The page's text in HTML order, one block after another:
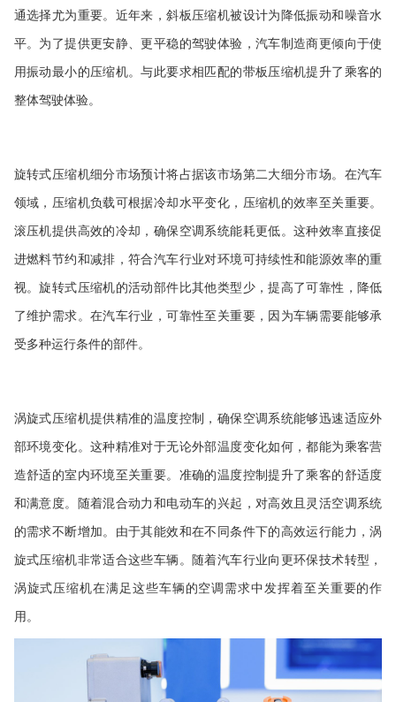
通选择尤为重要。近年来，斜板压缩机被设计为降低振动和噪音水
平。为了提供更安静、更平稳的驾驶体验，汽车制造商更倾向于使
用振动最小的压缩机。与此要求相匹配的带板压缩机提升了乘客的
整体驾驶体验。
旋转式压缩机细分市场预计将占据该市场第二大细分市场。在汽车
领域，压缩机负载可根据冷却水平变化，压缩机的效率至关重要。
滚压机提供高效的冷却，确保空调系统能耗更低。这种效率直接促
进燃料节约和减排，符合汽车行业对环境可持续性和能源效率的重
视。旋转式压缩机的活动部件比其他类型少，提高了可靠性，降低
了维护需求。在汽车行业，可靠性至关重要，因为车辆需要能够承
受多种运行条件的部件。
涡旋式压缩机提供精准的温度控制，确保空调系统能够迅速适应外
部环境变化。这种精准对于无论外部温度变化如何，都能为乘客营
造舒适的室内环境至关重要。准确的温度控制提升了乘客的舒适度
和满意度。随着混合动力和电动车的兴起，对高效且灵活空调系统
的需求不断增加。由于其能效和在不同条件下的高效运行能力，涡
旋式压缩机非常适合这些车辆。随着汽车行业向更环保技术转型，
涡旋式压缩机在满足这些车辆的空调需求中发挥着至关重要的作
用。